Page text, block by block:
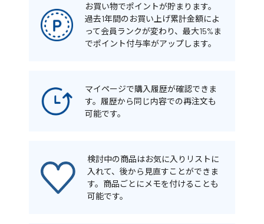
お買い物でポイントが貯まります。
過去1年間のお買い上げ累計金額によ
って会員ランクが変わり、最大15%ま
でポイント付与率がアップします。
マイページで購入履歴が確認できま
す。履歴から同じ内容での再注文も
可能です。
検討中の商品はお気に入りリストに
入れて、後から見直すことができま
す。商品ごとにメモを付けることも
可能です。